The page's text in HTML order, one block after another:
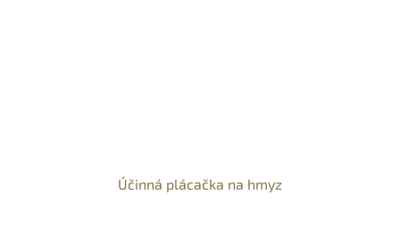
Účinná plácačka na hmyz